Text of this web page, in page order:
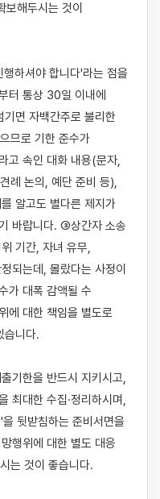
해두시는 것이
하셔야 합니다'라는 점을
터 통상 30일 이내에
면 자백간주로 불리한
므로 기한 준수가
고 속인 대화 내용(문자,
례 논의, 예단 준비 등),
알고도 별다른 제지가
바랍니다. ③상간자 소송
기간, 자녀 유무,
되는데, 몰랐다는 사정이
가 대폭 감액될 수
에 대한 책임을 별도로
습니다.
기한을 반드시 지키시고,
최대한 수집·정리하시며,
뒷받침하는 준비서면을
행위에 대한 별도 대응
는 것이 좋습니다.